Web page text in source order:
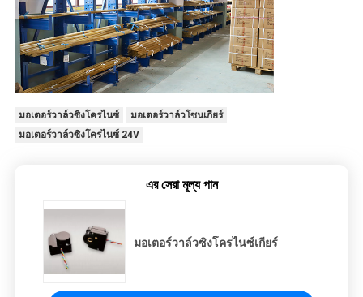
มอเตอร์วาล์วซิงโครไนซ์
มอเตอร์วาล์วโซนเกียร์
มอเตอร์วาล์วซิงโครไนซ์ 24V
এর সেরা মূল্য পান
มอเตอร์วาล์วซิงโครไนซ์เกียร์